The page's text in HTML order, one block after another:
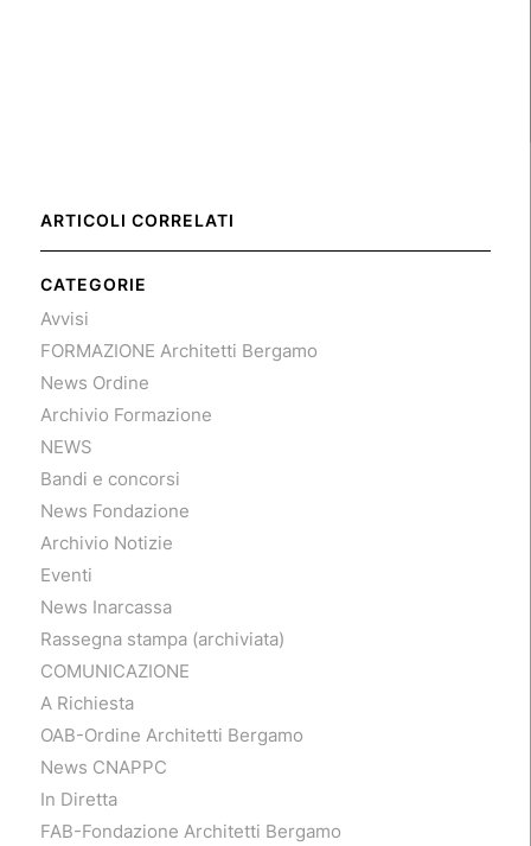
ARTICOLI CORRELATI
CATEGORIE
Avvisi
FORMAZIONE Architetti Bergamo
News Ordine
Archivio Formazione
NEWS
Bandi e concorsi
News Fondazione
Archivio Notizie
Eventi
News Inarcassa
Rassegna stampa (archiviata)
COMUNICAZIONE
A Richiesta
OAB-Ordine Architetti Bergamo
News CNAPPC
In Diretta
FAB-Fondazione Architetti Bergamo